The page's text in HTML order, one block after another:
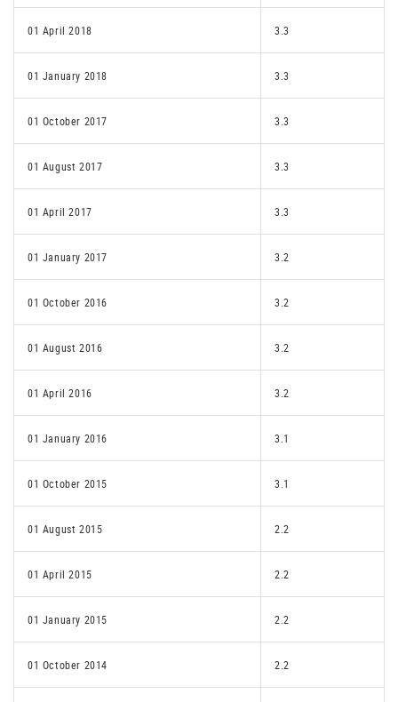
01 April 2018 3.3
01 January 2018 3.3
01 October 2017 3.3
01 August 2017 3.3
01 April 2017 3.3
01 January 2017 3.2
01 October 2016 3.2
01 August 2016 3.2
01 April 2016 3.2
01 January 2016 3.1
01 October 2015 3.1
01 August 2015 2.2
01 April 2015 2.2
01 January 2015 2.2
01 October 2014 2.2